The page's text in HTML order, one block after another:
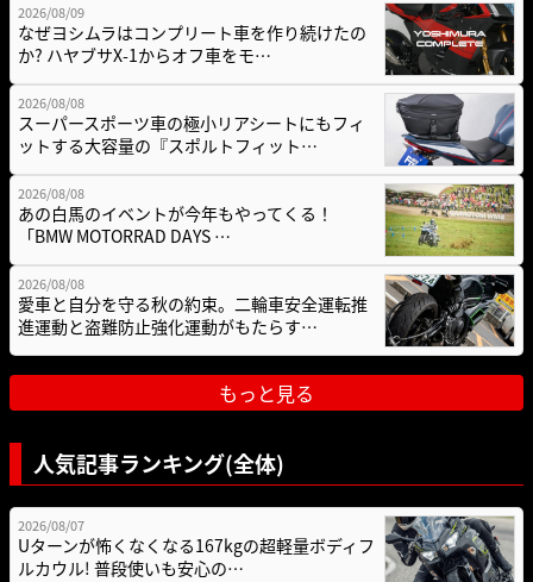
2026/08/09
なぜヨシムラはコンプリート車を作り続けたの
か? ハヤブサX-1からオフ車をモ…
2026/08/08
スーパースポーツ車の極小リアシートにもフィ
ットする大容量の『スポルトフィット…
2026/08/08
あの白馬のイベントが今年もやってくる！
「BMW MOTORRAD DAYS …
2026/08/08
愛車と自分を守る秋の約束。二輪車安全運転推
進運動と盗難防止強化運動がもたらす…
もっと見る
人気記事ランキング(全体)
2026/08/07
Uターンが怖くなくなる167kgの超軽量ボディフ
ルカウル! 普段使いも安心の…